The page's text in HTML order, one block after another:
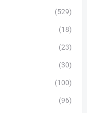
(529)
(18)
(23)
(30)
(100)
(96)